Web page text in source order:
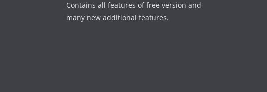
Contains all features of free version and
many new additional features.